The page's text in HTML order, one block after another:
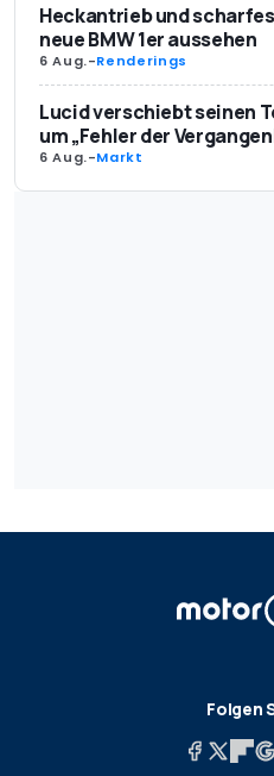
Heckantrieb und
neue BMW 1er aussehen
6 Aug.-Renderings
Lucid verschiebt seinen
um „Fehler der
6 Aug.-Markt
Folgen